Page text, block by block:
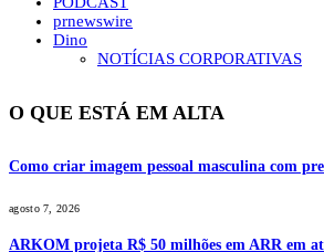
prnewswire
Dino
NOTÍCIAS CORPORATIVAS
O QUE ESTÁ EM ALTA
Como criar imagem pessoal masculina com
agosto 7, 2026
ARKOM projeta R$ 50 milhões em ARR em